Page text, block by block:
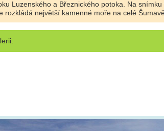
Luzenského a Březnického potoka. Na
rozkládá největší kamenné moře na celé